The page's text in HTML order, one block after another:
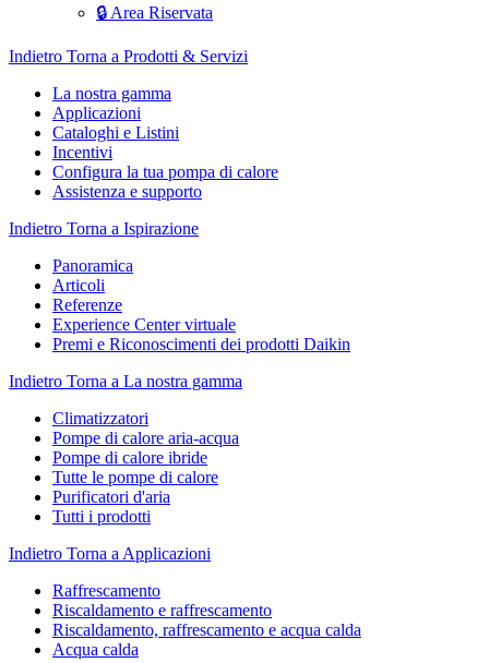
🔒 Area Riservata
Indietro Torna a Prodotti & Servizi
La nostra gamma
Applicazioni
Cataloghi e Listini
Incentivi
Configura la tua pompa di calore
Assistenza e supporto
Indietro Torna a Ispirazione
Panoramica
Articoli
Referenze
Experience Center virtuale
Premi e Riconoscimenti dei prodotti Daikin
Indietro Torna a La nostra gamma
Climatizzatori
Pompe di calore aria-acqua
Pompe di calore ibride
Tutte le pompe di calore
Purificatori d'aria
Tutti i prodotti
Indietro Torna a Applicazioni
Raffrescamento
Riscaldamento e raffrescamento
Riscaldamento, raffrescamento e acqua calda
Acqua calda